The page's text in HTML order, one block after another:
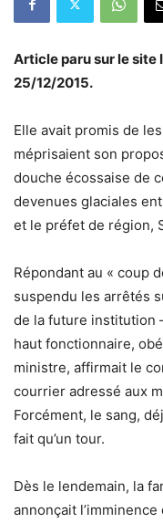
Article paru sur le site
25/12/2015.
Elle avait promis de
méprisaient son
douche écossaise de
devenues glaciales
et le préfet de région,
Répondant au « coup
suspendu les arrêtés
de la future institution
haut fonctionnaire,
ministre, affirmait le
courrier adressé aux
Forcément, le sang,
fait qu’un tour.
Dès le lendemain, la
annonçait